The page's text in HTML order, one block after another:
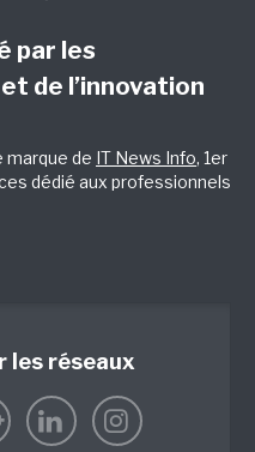
par les
de l’innovation
de IT News Info, 1er
dédié aux professionnels
les réseaux